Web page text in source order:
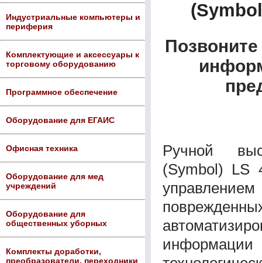
Индустриальные компьютеры и
периферия
Комплектующие и аксессуары к
торговому оборудованию
Программное обеспечение
Оборудование для ЕГАИС
Офисная техника
Оборудование для мед
учреждений
Оборудование для
общественных уборных
Комплекты доработки,
преобразователи, переходники
Ручной
(Symbol) LS